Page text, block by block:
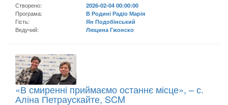
Створено:
2026-02-04 00:00:00
Програма:
В Родині Радіо Марія
Гість:
Ян Подобінський
Ведучий:
Люцина Гжонско
«В смиренні приймаємо останнє місце», – с.
Аліна Петраускайте, SCM